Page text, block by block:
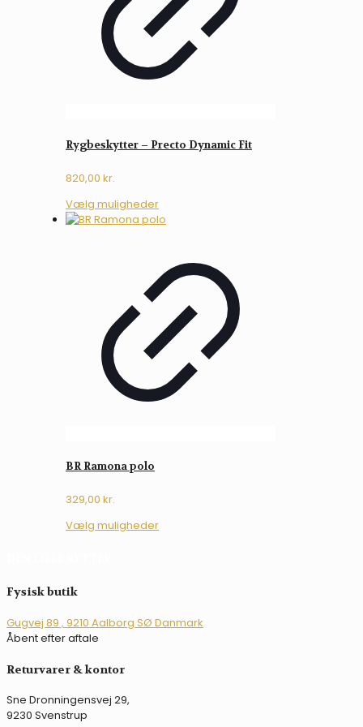
Rygbeskytter – Precto Dynamic Fit
820,00 kr.
Vælg mulighederDette
vare
varianter.
Mulighederne
kan
vælges
på
varesiden
BR Ramona polo
329,00 kr.
Vælg mulighederDette
kan
vælges
Fysisk butik
Gugvej 89 , 9210 Aalborg SØ Danmark
Åbent efter aftale
Returvarer & kontor
Sne Dronningensvej 29,
9230 Svenstrup